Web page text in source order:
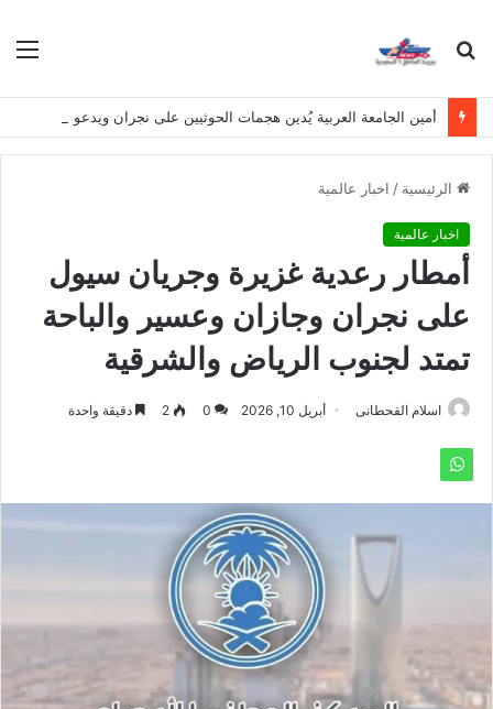
بحث
الرئيسية / اخبار عالمية
اخبار عالمية
أمطار رعدية غزيرة وجريان سيول
على نجران وجازان وعسير والباحة
تمتد لجنوب الرياض والشرقية
اسلام القحطانى أبريل 10, 2026 0
2 دقيقة واحدة